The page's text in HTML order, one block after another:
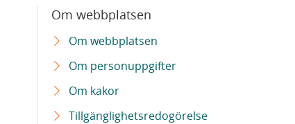
Om webbplatsen
Om webbplatsen
Om personuppgifter
Om kakor
Tillgänglighetsredogörelse